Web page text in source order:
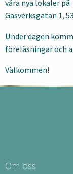
våra nya lokaler på
Gasverksgatan 1,
Under dagen
föreläsningar och
Välkommen!
Om oss